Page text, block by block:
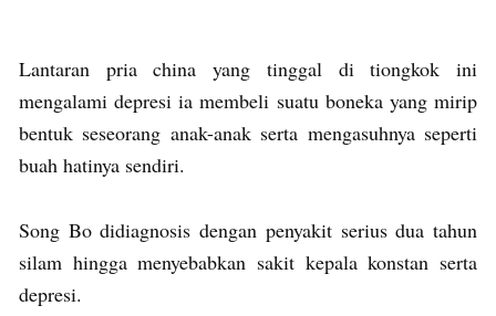
Lantaran pria china yang tinggal di tiongkok ini
mengalami depresi ia membeli suatu boneka yang mirip
bentuk seseorang anak-anak serta mengasuhnya seperti
buah hatinya sendiri.
Song Bo didiagnosis dengan penyakit serius dua tahun
silam hingga menyebabkan sakit kepala konstan serta
depresi.